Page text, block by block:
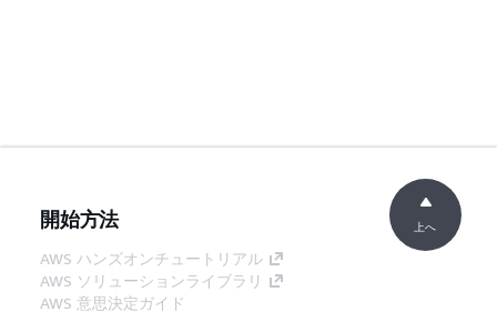
開始方法
AWS ハンズオンチュートリアル
AWS ソリューションライブラリ
AWS 意思決定ガイド
上へ